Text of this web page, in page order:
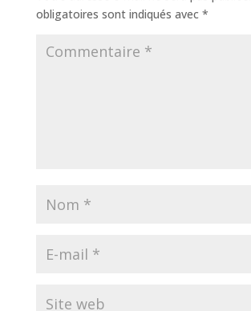
obligatoires sont indiqués avec *